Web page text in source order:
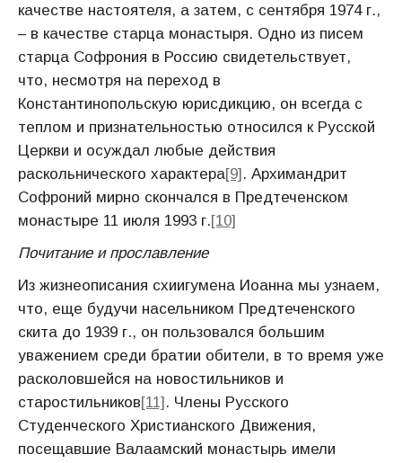
качестве настоятеля, а затем, с сентября 1974 г.,
– в качестве старца монастыря. Одно из писем
старца Софрония в Россию свидетельствует,
что, несмотря на переход в
Константинопольскую юрисдикцию, он всегда с
теплом и признательностью относился к Русской
Церкви и осуждал любые действия
раскольнического характера[9]. Архимандрит
Софроний мирно скончался в Предтеченском
монастыре 11 июля 1993 г.[10]
Почитание и прославление
Из жизнеописания схиигумена Иоанна мы узнаем,
что, еще будучи насельником Предтеченского
скита до 1939 г., он пользовался большим
уважением среди братии обители, в то время уже
расколовшейся на новостильников и
старостильников[11]. Члены Русского
Студенческого Христианского Движения,
посещавшие Валаамский монастырь имели